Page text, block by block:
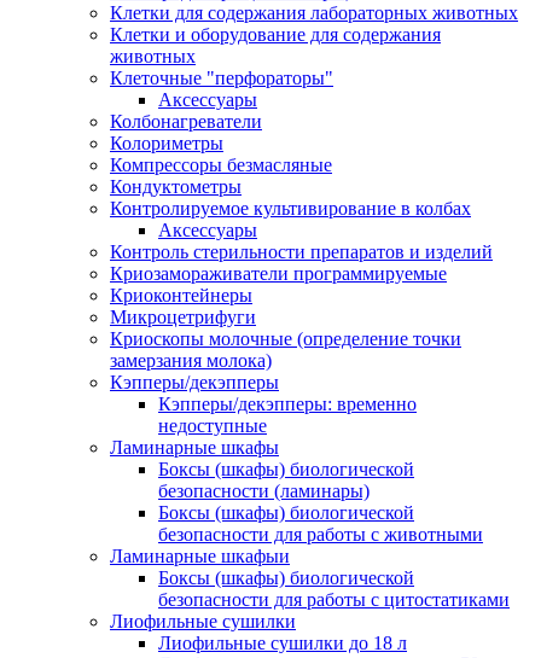
Клетки для содержания лабораторных животных
Клетки и оборудование для содержания
животных
Клеточные "перфораторы"
Аксессуары
Колбонагреватели
Колориметры
Компрессоры безмасляные
Кондуктометры
Контролируемое культивирование в колбах
Аксессуары
Контроль стерильности препаратов и изделий
Криозамораживатели программируемые
Криоконтейнеры
Микроцетрифуги
Криоскопы молочные (определение точки
замерзания молока)
Кэпперы/декэпперы
Кэпперы/декэпперы: временно
недоступные
Ламинарные шкафы
Боксы (шкафы) биологической
безопасности (ламинары)
Боксы (шкафы) биологической
безопасности для работы с животными
Ламинарные шкафыи
Боксы (шкафы) биологической
безопасности для работы с цитостатиками
Лиофильные сушилки
Лиофильные сушилки до 18 л